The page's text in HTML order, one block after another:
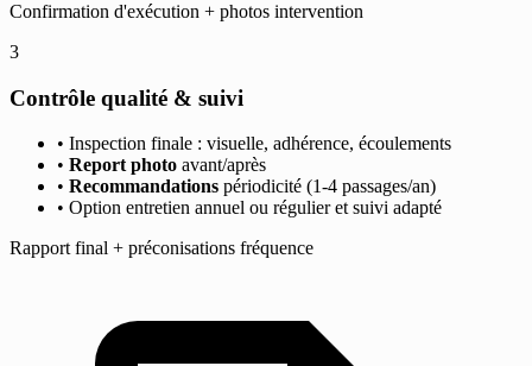
Confirmation d'exécution + photos intervention
3
Contrôle qualité & suivi
• Inspection finale : visuelle, adhérence, écoulements
• Report photo avant/après
• Recommandations périodicité (1-4 passages/an)
• Option entretien annuel ou régulier et suivi adapté
Rapport final + préconisations fréquence